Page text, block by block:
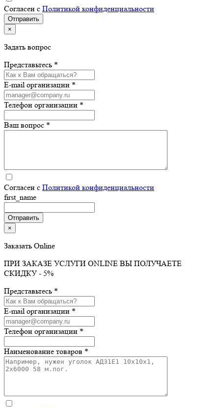
Согласен с Политикой конфиденциальности
×
Задать вопрос
Представьтесь *
E-mail организации *
Телефон организации *
Ваш вопрос *
Согласен с Политикой конфиденциальности
first_name
×
Заказать Online
ПРИ ЗАКАЗЕ УСЛУГИ ONLINE ВЫ ПОЛУЧАЕТЕ
СКИДКУ - 5%
Представьтесь *
E-mail организации *
Телефон организации *
Наименование товаров *